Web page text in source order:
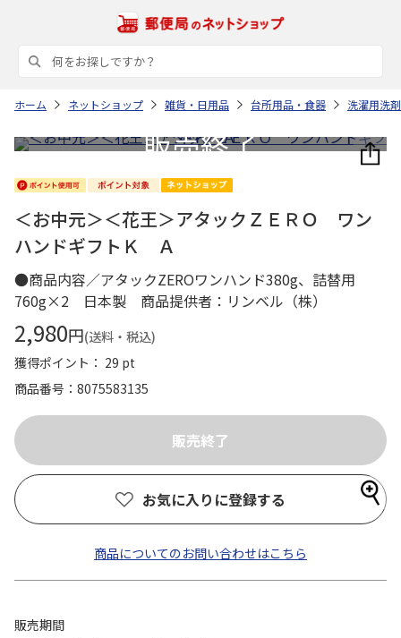
ホーム ネットショップ 雑貨・日用品 台所用品・食器 洗濯用洗剤
＜お中元＞＜花王＞アタックＺＥＲＯ ワン
ハンドギフトＫ Ａ
●商品内容／アタックZEROワンハンド380g、詰替用
760g×2 日本製 商品提供者：リンベル（株）
2,980円(送料・税込)
獲得ポイント： 29 pt
商品番号
8075583135
お気に入りに登録する
商品についてのお問い合わせはこちら
販売期間